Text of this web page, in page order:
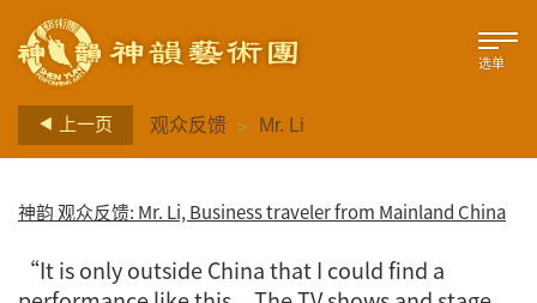
选单
上一页 观众反馈 > Mr. Li
神韵 观众反馈: Mr. Li, Business traveler from Mainland China
“It is only outside China that I could find a